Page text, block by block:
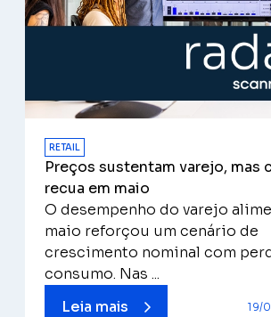
RETAIL
Preços sustentam varejo, mas
recua em maio
O desempenho do varejo
maio reforçou um cenário de
crescimento nominal com
consumo. Nas ...
Leia mais
19/